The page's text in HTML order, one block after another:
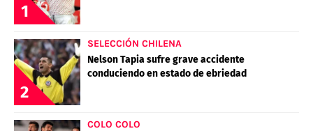
1
2
SELECCIÓN CHILENA
Nelson Tapia sufre grave accidente
conduciendo en estado de ebriedad
COLO COLO